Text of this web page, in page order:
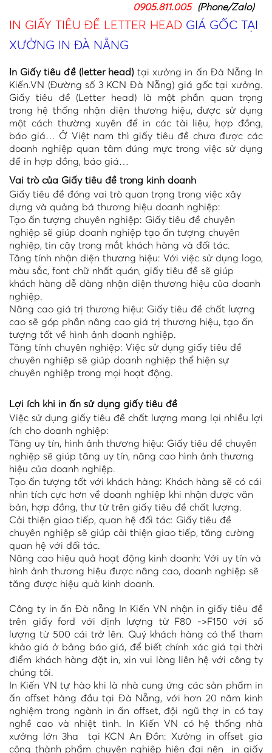
0905.811.005 (Phone/Zalo)
IN GIẤY TIÊU ĐỀ LETTER HEAD GIÁ GỐC TẠI
XƯỞNG IN ĐÀ NẴNG
In Giấy tiêu đề (letter head)tại xưởng in ấn Đà Nẵng In
Kiến.VN (Đường số 3 KCN Đà Nẵng) giá gốc tại xưởng.
Giấy tiêu đề (Letter head) là một phần quan trọng
trong hệ thống nhận diện thương hiệu, được sử dụng
một cách thường xuyên để in các tài liệu, hợp đồng,
báo giá… Ở Việt nam thì giấy tiêu đề chưa được các
doanh nghiệp quan tâm đúng mực trong việc sử dụng
để in hợp đồng, báo giá…
Vai trò của Giấy tiêu đề trong kinh doanh
Giấy tiêu đề đóng vai trò quan trọng trong việc xây
dựng và quảng bá thương hiệu doanh nghiệp:
Tạo ấn tượng chuyên nghiệp: Giấy tiêu đề chuyên
nghiệp sẽ giúp doanh nghiệp tạo ấn tượng chuyên
nghiệp, tin cậy trong mắt khách hàng và đối tác.
Tăng tính nhận diện thương hiệu: Với việc sử dụng logo,
màu sắc, font chữ nhất quán, giấy tiêu đề sẽ giúp
khách hàng dễ dàng nhận diện thương hiệu của doanh
nghiệp.
Nâng cao giá trị thương hiệu: Giấy tiêu đề chất lượng
cao sẽ góp phần nâng cao giá trị thương hiệu, tạo ấn
tượng tốt về hình ảnh doanh nghiệp.
Tăng tính chuyên nghiệp: Việc sử dụng giấy tiêu đề
chuyên nghiệp sẽ giúp doanh nghiệp thể hiện sự
chuyên nghiệp trong mọi hoạt động.
Lợi ích khi in ấn sử dụng giấy tiêu đề
Việc sử dụng giấy tiêu đề chất lượng mang lại nhiều lợi
ích cho doanh nghiệp:
Tăng uy tín, hình ảnh thương hiệu: Giấy tiêu đề chuyên
nghiệp sẽ giúp tăng uy tín, nâng cao hình ảnh thương
hiệu của doanh nghiệp.
Tạo ấn tượng tốt với khách hàng: Khách hàng sẽ có cái
nhìn tích cực hơn về doanh nghiệp khi nhận được văn
bản, hợp đồng, thư từ trên giấy tiêu đề chất lượng.
Cải thiện giao tiếp, quan hệ đối tác: Giấy tiêu đề
chuyên nghiệp sẽ giúp cải thiện giao tiếp, tăng cường
quan hệ với đối tác.
Nâng cao hiệu quả hoạt động kinh doanh: Với uy tín và
hình ảnh thương hiệu được nâng cao, doanh nghiệp sẽ
tăng được hiệu quả kinh doanh.
Công ty in ấn Đà nẵng In Kiến VN nhận in giấy tiêu đề
trên giấy ford với định lượng từ F80 ->F150 với số
lượng từ 500 cái trở lên. Quý khách hàng có thể tham
khảo giá ở bảng báo giá, để biết chính xác giá tại thời
điểm khách hàng đặt in, xin vui lòng liên hệ với công ty
chúng tôi.
In Kiến VN tự hào khi là nhà cung ứng các sản phẩm in
ấn offset hàng đầu tại Đà Nẵng, với hơn 20 năm kinh
nghiệm trong ngành in ấn offset, đội ngũ thợ in có tay
nghề cao và nhiệt tình. In Kiến VN có hệ thống nhà
xưởng lớn 3ha tại KCN An Đồn: Xưởng in offset gia
công thành phẩm chuyên nghiệp hiện đai nên in giấy